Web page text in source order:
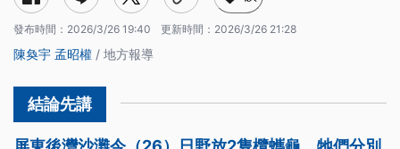
發布時間： 2026/3/26 19:40 更新時間： 2026/3/26 21:28
陳奐宇 孟昭權 / 地方報導